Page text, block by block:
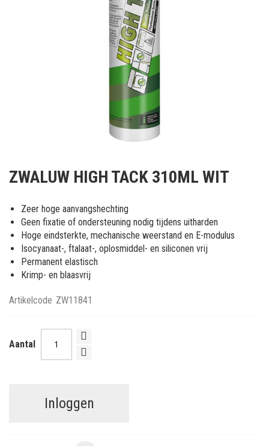
het
van
de
afbeeldingen-
gallerij
ZWALUW HIGH TACK 310ML WIT
Zeer hoge aanvangshechting
Geen fixatie of ondersteuning nodig tijdens uitharden
Hoge eindsterkte, mechanische weerstand en E-modulus
Isocyanaat-, ftalaat-, oplosmiddel- en siliconen vrij
Permanent elastisch
Krimp- en blaasvrij
Artikelcode ZW11841
Aantal
Inloggen